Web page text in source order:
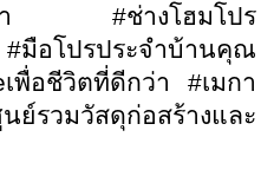
ไฟฟ้า #ช่างโฮมโปร
#มือโปรประจำบ้านคุณ
เพื่อชีวิตที่ดีกว่า #เมกา
ย์รวมวัสดุก่อสร้างและ